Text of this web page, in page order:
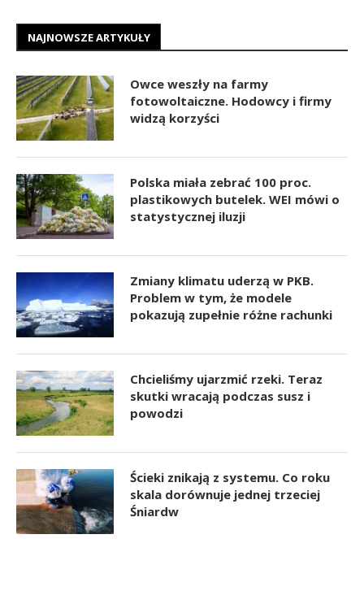
NAJNOWSZE ARTYKUŁY
Owce weszły na farmy
fotowoltaiczne. Hodowcy i firmy
widzą korzyści
Polska miała zebrać 100 proc.
plastikowych butelek. WEI mówi o
statystycznej iluzji
Zmiany klimatu uderzą w PKB.
Problem w tym, że modele
pokazują zupełnie różne rachunki
Chcieliśmy ujarzmić rzeki. Teraz
skutki wracają podczas susz i
powodzi
Ścieki znikają z systemu. Co roku
skala dorównuje jednej trzeciej
Śniardw